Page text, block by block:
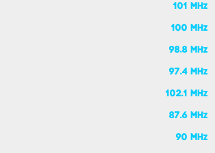
101 MHz
100 MHz
98.8 MHz
97.4 MHz
102.1 MHz
87.6 MHz
90 MHz